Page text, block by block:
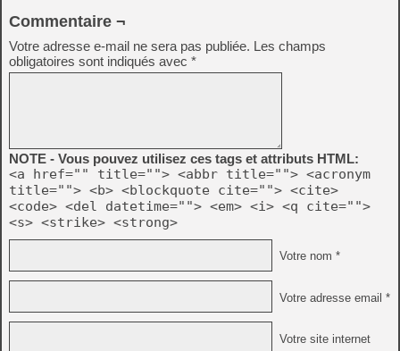
Commentaire ¬
Votre adresse e-mail ne sera pas publiée. Les champs
obligatoires sont indiqués avec *
NOTE - Vous pouvez utilisez ces tags et attributs HTML:
<a href="" title=""> <abbr title=""> <acronym
title=""> <b> <blockquote cite=""> <cite>
<code> <del datetime=""> <em> <i> <q cite="">
<s> <strike> <strong>
Votre nom *
Votre adresse email *
Votre site internet